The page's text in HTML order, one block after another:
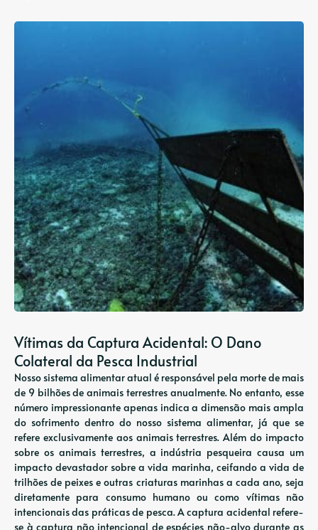
Vítimas da Captura Acidental: O Dano
Colateral da Pesca Industrial
Nosso sistema alimentar atual é responsável pela morte de mais
de 9 bilhões de animais terrestres anualmente. No entanto, esse
número impressionante apenas indica a dimensão mais ampla
do sofrimento dentro do nosso sistema alimentar, já que se
refere exclusivamente aos animais terrestres. Além do impacto
sobre os animais terrestres, a indústria pesqueira causa um
impacto devastador sobre a vida marinha, ceifando a vida de
trilhões de peixes e outras criaturas marinhas a cada ano, seja
diretamente para consumo humano ou como vítimas não
intencionais das práticas de pesca. A captura acidental refere-
se à captura não intencional de espécies não-alvo durante as